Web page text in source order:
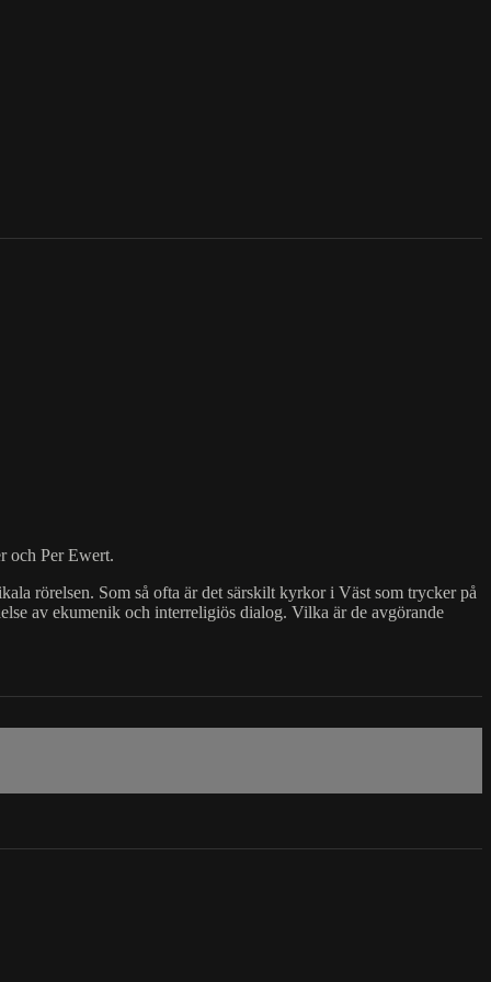
och Per Ewert.
rörelsen. Som så ofta är det särskilt kyrkor i Väst som trycker på
av ekumenik och interreligiös dialog. Vilka är de avgörande